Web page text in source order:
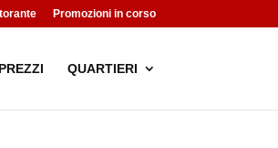
Promozioni in corso
QUARTIERI